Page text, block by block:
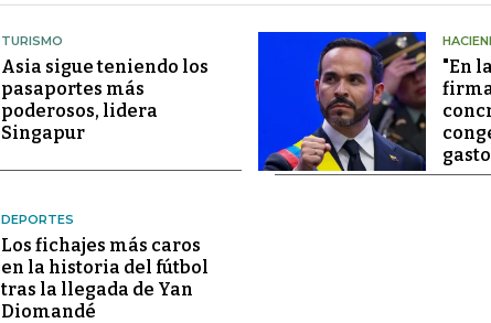
TURISMO
Asia sigue teniendo los
pasaportes más
poderosos, lidera
Singapur
"En
DEPORTES
Los fichajes más caros
en la historia del fútbol
tras la llegada de Yan
Diomandé